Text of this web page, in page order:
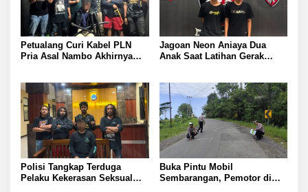
Petualang Curi Kabel PLN
Pria Asal Nambo Akhirnya
Jagoan Neon Aniaya Dua
Anak Saat Latihan Gerak
Polisi Tangkap Terduga
Pelaku Kekerasan Seksual
Buka Pintu Mobil
Sembarangan, Pemotor di